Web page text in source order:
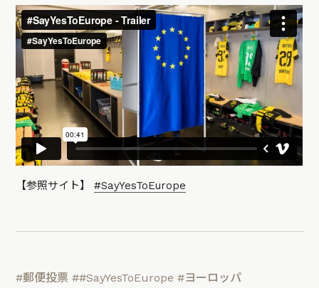
【参照サイト】#SayYesToEurope
#郵便投票 ##SayYesToEurope #ヨーロッパ